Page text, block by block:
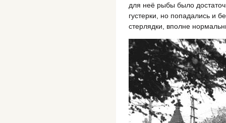
для неё рыбы было
густерки, но попадались и
стерлядки, вполне